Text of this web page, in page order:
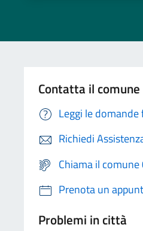
Contatta il comune
Leggi le
Richiedi
Chiama il
Prenota un
Problemi in città